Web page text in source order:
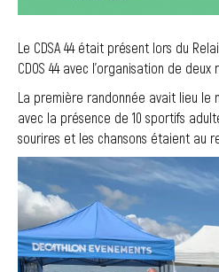
Le CDSA 44 était présent lors du
CDOS 44 avec l’organisation de deux
La première randonnée avait lieu le
avec la présence de 10 sportifs
sourires et les chansons étaient au